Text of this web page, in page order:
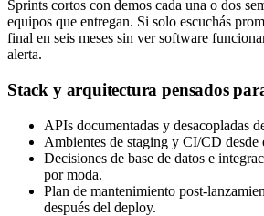
Sprints cortos con demos cada una o dos
equipos que entregan. Si solo escuchás
final en seis meses sin ver software
alerta.
Stack y arquitectura pensados
APIs documentadas y desacopladas
Ambientes de staging y CI/CD desde
Decisiones de base de datos e
por moda.
Plan de mantenimiento post-
después del deploy.